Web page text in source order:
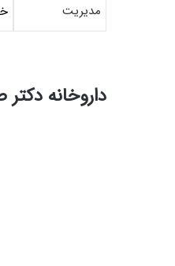
مدیریت
داروخانه دکتر